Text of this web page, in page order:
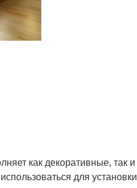
как декоративные, так и
для установки